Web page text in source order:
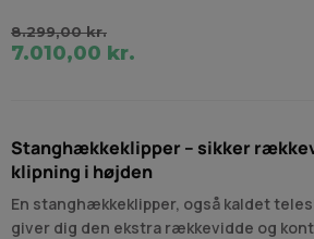
8.299,00 kr.
7.010,00 kr.
Stanghækkeklipper – sikker
klipning i højden
En stanghækkeklipper, også kaldet
giver dig den ekstra rækkevidde og